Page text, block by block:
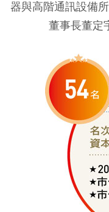
器與高階通訊設備
董事長董定